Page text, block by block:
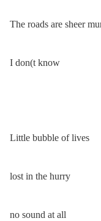
The roads are sheer
I don(t know
Little bubble of lives
lost in the hurry
no sound at all